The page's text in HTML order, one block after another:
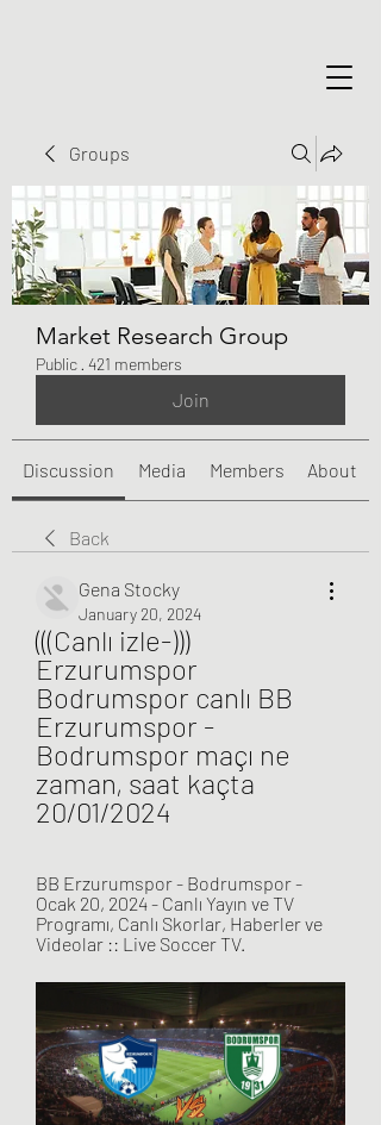
Groups
Market Research Group
Public · 421 members
Join
Discussion Media Members About
Back
Gena Stocky
January 20, 2024
(((Canlı izle-)))
Erzurumspor
Bodrumspor canlı BB
Erzurumspor -
Bodrumspor maçı ne
zaman, saat kaçta
20/01/2024
BB Erzurumspor - Bodrumspor -
Ocak 20, 2024 - Canlı Yayın ve TV
Programı, Canlı Skorlar, Haberler ve
Videolar :: Live Soccer TV.